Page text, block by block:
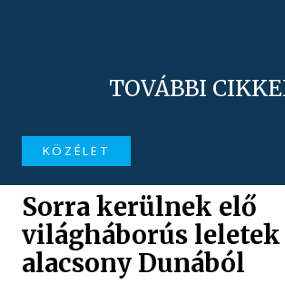
TOVÁBBI
KÖZÉLET
Sorra kerülnek elő
világháborús leletek
alacsony Dunából